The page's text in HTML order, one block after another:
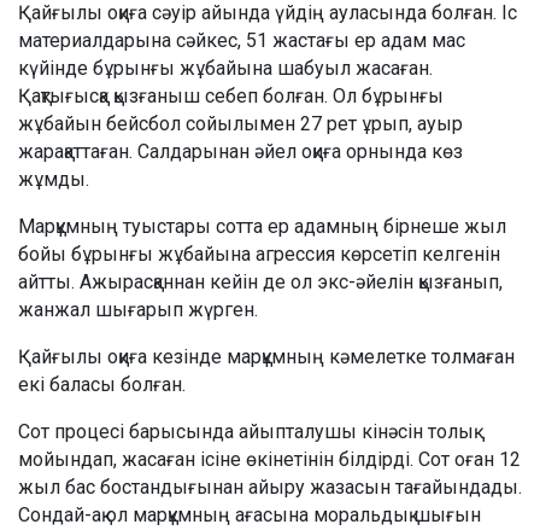
Қайғылы оқиға сәуір айында үйдің ауласында болған. Іс
материалдарына сәйкес, 51 жастағы ер адам мас
күйінде бұрынғы жұбайына шабуыл жасаған.
Қақтығысқа қызғаныш себеп болған. Ол бұрынғы
жұбайын бейсбол сойылымен 27 рет ұрып, ауыр
жарақаттаған. Салдарынан әйел оқиға орнында көз
жұмды.
Марқұмның туыстары сотта ер адамның бірнеше жыл
бойы бұрынғы жұбайына агрессия көрсетіп келгенін
айтты. Ажырасқаннан кейін де ол экс-әйелін қызғанып,
жанжал шығарып жүрген.
Қайғылы оқиға кезінде марқұмның кәмелетке толмаған
екі баласы болған.
Сот процесі барысында айыпталушы кінәсін толық
мойындап, жасаған ісіне өкінетінін білдірді. Сот оған 12
жыл бас бостандығынан айыру жазасын тағайындады.
Сондай-ақ ол марқұмның ағасына моральдық шығын